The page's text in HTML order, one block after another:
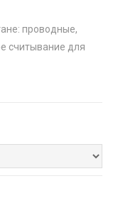
проводные,
считывание для